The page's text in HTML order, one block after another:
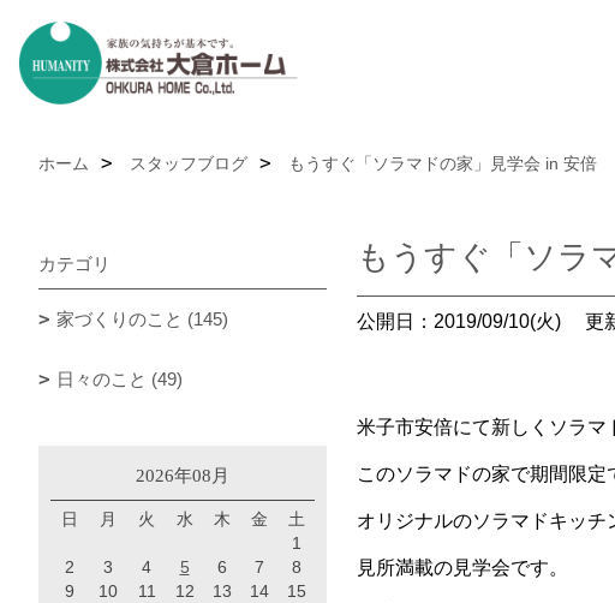
ホーム スタッフブログ もうすぐ「ソラマドの家」見学会 in 安倍
もうすぐ「ソラ
公開日：2019/09/10(火) 更
米子市安倍にて新しくソラマ
このソラマドの家で期間限定
オリジナルのソラマドキッ
見所満載の見学会です。
カテゴリ
家づくりのこと (145)
日々のこと (49)
2026年08月
日 月 火 水 木 金
土
1
2
3 4 5 6 7
8
9
10 11 12 13 14
15